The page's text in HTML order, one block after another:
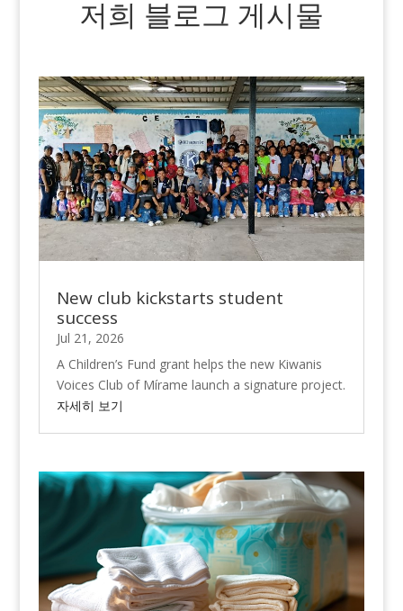
저희 블로그 게시물
New club kickstarts student
success
Jul 21, 2026
A Children’s Fund grant helps the new Kiwanis
Voices Club of Mírame launch a signature project.
자세히 보기